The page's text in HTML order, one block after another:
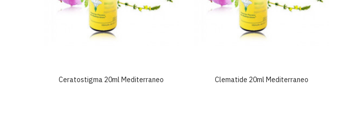
Ceratostigma 20ml Mediterraneo Clematide 20ml Mediterraneo